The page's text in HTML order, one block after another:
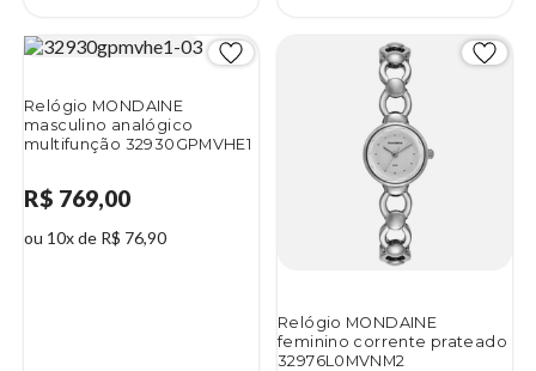
Relógio MONDAINE
masculino analógico
multifunção 32930GPMVHE1
R$ 769,00
ou 10x de R$ 76,90
Relógio MONDAINE
feminino corrente prateado
32976L0MVNM2